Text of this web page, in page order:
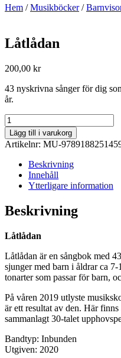
Hem /Musikböcker/
Låtlådan
200,00 kr
43 nyskrivna sånger för dig
år.
Låtlådan
mängd
Lägg till i varukorg
Artikelnr: MU-
Beskrivning
Innehåll
Ytterligare information
Beskrivning
Låtlådan
Låtlådan är en sångbok med
sjunger med barn i åldrar ca
tonarter som passar för barn,
På våren 2019 utlyste
är ett resultat av den. Här
sammanlagt 30-talet
Bandtyp: Inbunden
Utgiven: 2020